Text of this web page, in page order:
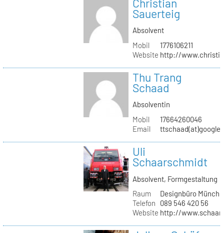
Christian
Sauerteig
Absolvent
Mobil
1776106211
Website http://
Thu Trang
Schaad
Absolventin
Mobil
17664260046
Email
Uli
Schaarschmidt
Absolvent, Formgestaltung
Raum
Designbüro
Telefon
089 546 420 56
Website http://